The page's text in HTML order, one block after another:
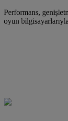
Performans,
oyun